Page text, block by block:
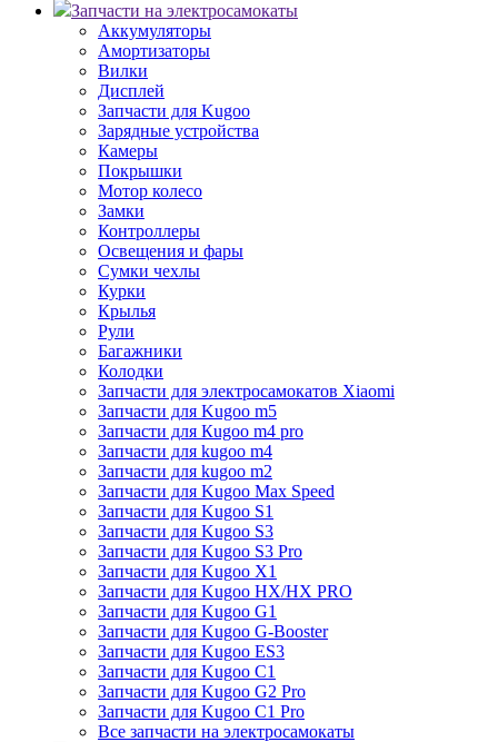
Запчасти на электросамокаты
Аккумуляторы
Амортизаторы
Вилки
Дисплей
Запчасти для Kugoo
Зарядные устройства
Камеры
Покрышки
Мотор колесо
Замки
Контроллеры
Освещения и фары
Сумки чехлы
Курки
Крылья
Рули
Багажники
Колодки
Запчасти для электросамокатов Xiaomi
Запчасти для Kugoo m5
Запчасти для Кugoo m4 pro
Запчасти для kugoo m4
Запчасти для kugoo m2
Запчасти для Kugoo Max Speed
Запчасти для Kugoo S1
Запчасти для Kugoo S3
Запчасти для Kugoo S3 Pro
Запчасти для Kugoo X1
Запчасти для Kugoo HX/HX PRO
Запчасти для Kugoo G1
Запчасти для Kugoo G-Booster
Запчасти для Kugoo ES3
Запчасти для Kugoo C1
Запчасти для Kugoo G2 Pro
Запчасти для Kugoo C1 Pro
Все запчасти на электросамокаты